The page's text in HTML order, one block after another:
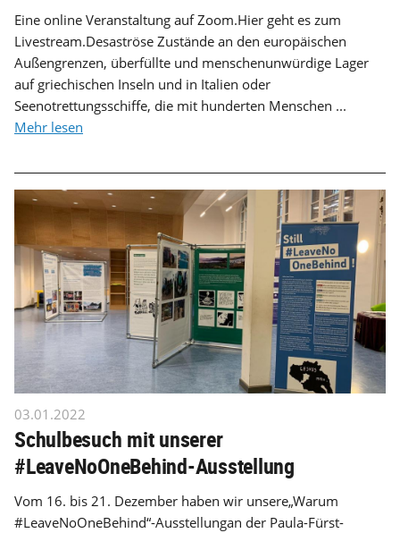
Eine online Veranstaltung auf Zoom.Hier geht es zum
Livestream.Desaströse Zustände an den europäischen
Außengrenzen, überfüllte und menschenunwürdige Lager
auf griechischen Inseln und in Italien oder
Seenotrettungsschiffe, die mit hunderten Menschen ...
Mehr lesen
03.01.2022
Schulbesuch mit unserer
#LeaveNoOneBehind-Ausstellung
Vom 16. bis 21. Dezember haben wir unsere„Warum
#LeaveNoOneBehind“-Ausstellungan der Paula-Fürst-